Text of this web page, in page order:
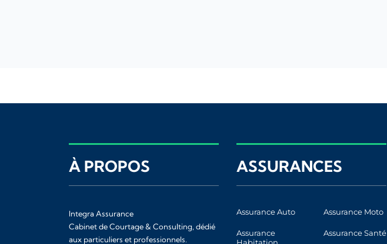
À PROPOS
Integra Assurance
Cabinet de Courtage & Consulting, dédié
aux particuliers et professionnels.
ASSURANCES
Assurance Auto Assurance Moto
Assurance
Habitation
Assurance Santé